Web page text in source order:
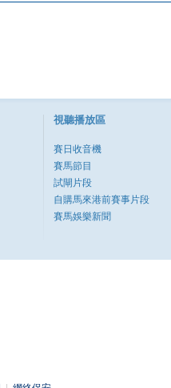
視聽播放區
賽日收音機
賽馬節目
試閘片段
自購馬來港前賽事片段
賽馬娛樂新聞